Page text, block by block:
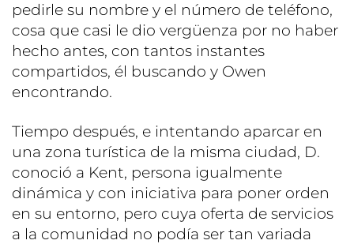
pedirle su nombre y el número de teléfono,
cosa que casi le dio vergüenza por no haber
hecho antes, con tantos instantes
compartidos, él buscando y Owen
encontrando.
Tiempo después, e intentando aparcar en
una zona turística de la misma ciudad, D.
conoció a Kent, persona igualmente
dinámica y con iniciativa para poner orden
en su entorno, pero cuya oferta de servicios
a la comunidad no podía ser tan variada